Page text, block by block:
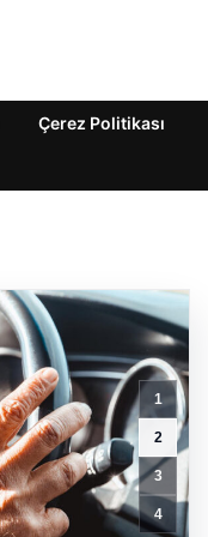
Çerez Politikası
1
2
3
4